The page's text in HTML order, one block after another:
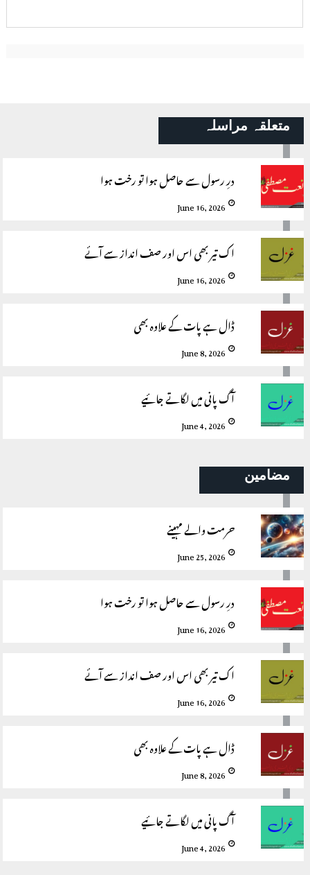
متعلقہ مراسلہ
درِ رسول سے حاصل ہوا تو رخت ہوا
June 16, 2026
اک تیر بھی اس اور صف انداز سے آئے
June 16, 2026
ڈال ہے پات کے علاوہ بھی
June 8, 2026
آگ پانی میں لگاتے جائیے
June 4, 2026
مضامین
حرمت والے مہینے
June 25, 2026
درِ رسول سے حاصل ہوا تو رخت ہوا
June 16, 2026
اک تیر بھی اس اور صف انداز سے آئے
June 16, 2026
ڈال ہے پات کے علاوہ بھی
June 8, 2026
آگ پانی میں لگاتے جائیے
June 4, 2026